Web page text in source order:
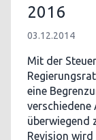
2016
03.12.2014
Mit der
eine
verschiedene
überwiegend
Revision wird